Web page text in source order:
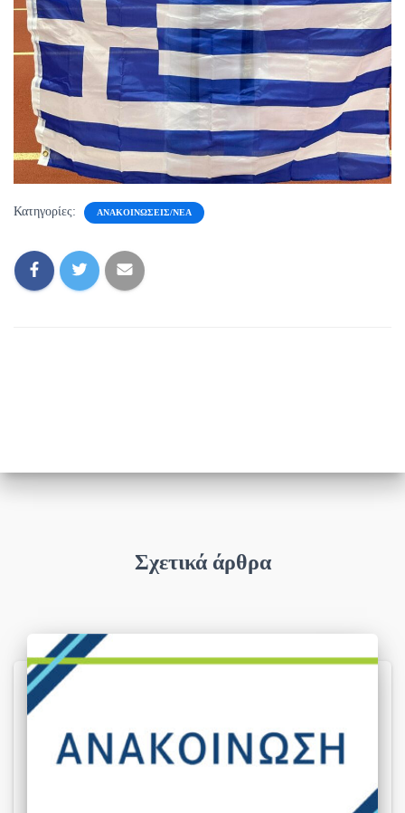
Κατηγορίες: ΑΝΑΚΟΙΝΏΣΕΙΣ/ΝΈΑ
Σχετικά άρθρα